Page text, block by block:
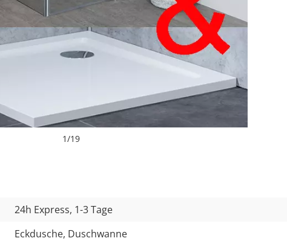
1/19
24h Express, 1-3 Tage
Eckdusche, Duschwanne